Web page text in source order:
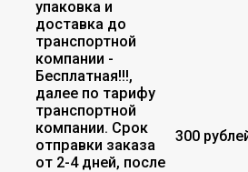
упаковка и
доставка до
транспортной
компании -
Бесплатная!!!,
далее по тарифу
транспортной
компании. Срок
отправки заказа
от 2-4 дней, после
300